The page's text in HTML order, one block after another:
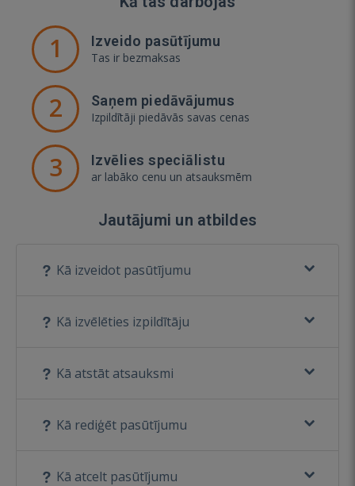
1 Izveido pasūtījumu
Tas ir bezmaksas
2 Saņem piedāvājumus
Izpildītāji piedāvās savas cenas
3 Izvēlies speciālistu
ar labāko cenu un atsauksmēm
Jautājumi un atbildes
Kā izveidot pasūtījumu
Kā izvēlēties izpildītāju
Kā atstāt atsauksmi
Kā rediģēt pasūtījumu
Kā atcelt pasūtījumu